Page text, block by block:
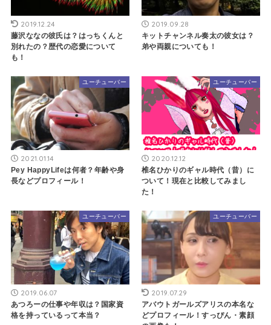
2019.12.24
藤沢ななの彼氏は？はっちくんと
別れたの？歴代の恋愛について
も！
2019.09.28
キットチャンネル奏太の彼女は？
弟や両親についても！
ユーチューバー
2021.01.14
Pey HappyLifeは何者？年齢や身
長などプロフィール！
ユーチューバー
2020.12.12
椎名ひかりのギャル時代（昔）に
ついて！現在と比較してみまし
た！
ユーチューバー
2019.06.07
あつろーの仕事や年収は？国家資
格を持っているって本当？
ユーチューバー
2019.07.29
アバウトガールズアリスの本名な
どプロフィール！すっぴん・素顔